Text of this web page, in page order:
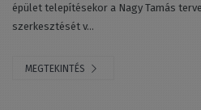
épület telepítésekor a Nagy Tamás
szerkesztését v...
MEGTEKINTÉS